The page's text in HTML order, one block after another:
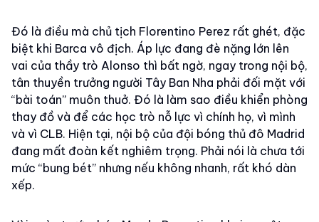
Đó là điều mà chủ tịch Florentino Perez rất ghét, đặc
biệt khi Barca vô địch. Áp lực đang đè nặng lớn lên
vai của thầy trò Alonso thì bất ngờ, ngay trong nội bộ,
tân thuyền trưởng người Tây Ban Nha phải đối mặt với
“bài toán” muôn thuở. Đó là làm sao điều khiển phòng
thay đồ và để các học trò nỗ lực vì chính họ, vì mình
và vì CLB. Hiện tại, nội bộ của đội bóng thủ đô Madrid
đang mất đoàn kết nghiêm trọng. Phải nói là chưa tới
mức “bung bét” nhưng nếu không nhanh, rất khó dàn
xếp.